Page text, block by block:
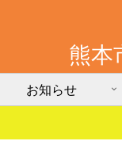
熊本
お知らせ